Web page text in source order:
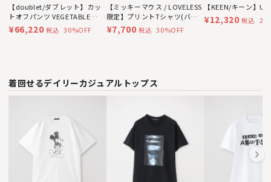
【doublet/ダブレット】カッ
トオフパンツ VEGETABLE
EMBROIDERY CUT-OFF PANTS
26SS19PT350
¥66,220 税込 30%OFF
【ミッキーマウス / LOVELESS
限定】プリントTシャツ(バッ
クスタイル)
¥7,700 税込 30%OFF
【KEEN/キーン】
¥12,320 税込
着回せるデイリーカジュアルトップス